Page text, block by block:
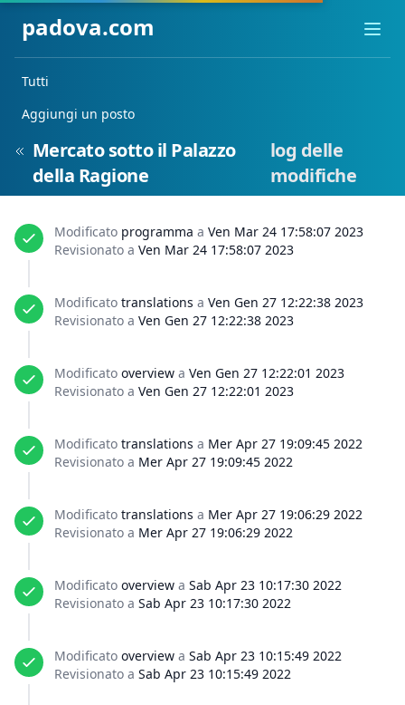
padova.com
Tutti
Aggiungi un posto
Mercato sotto il Palazzo
della Ragione
log delle
modifiche
Modificato programma a Ven Mar 24 17:58:07 2023
Revisionato a Ven Mar 24 17:58:07 2023
Modificato translations a Ven Gen 27 12:22:38 2023
Revisionato a Ven Gen 27 12:22:38 2023
Modificato overview a Ven Gen 27 12:22:01 2023
Revisionato a Ven Gen 27 12:22:01 2023
Modificato translations a Mer Apr 27 19:09:45 2022
Revisionato a Mer Apr 27 19:09:45 2022
Modificato translations a Mer Apr 27 19:06:29 2022
Revisionato a Mer Apr 27 19:06:29 2022
Modificato overview a Sab Apr 23 10:17:30 2022
Revisionato a Sab Apr 23 10:17:30 2022
Modificato overview a Sab Apr 23 10:15:49 2022
Revisionato a Sab Apr 23 10:15:49 2022